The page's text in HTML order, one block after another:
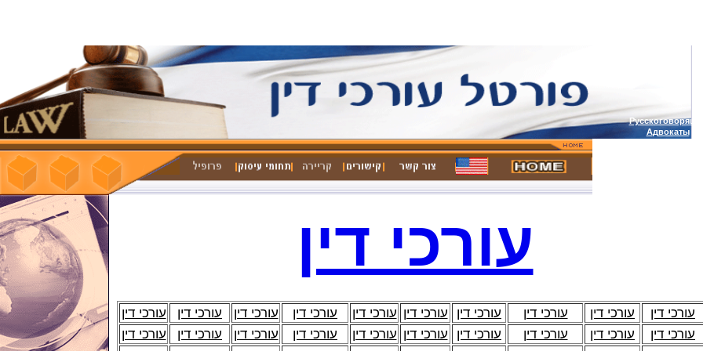
עורכי דין
עורכי דין עורכי דין עורכי דין עורכי דין עורכי דין עורכי דין עורכי דין עורכי דין עורכי דין
עורכי דין
עורכי דין
עורכי דין עורכי דין עורכי דין עורכי דין עורכי דין עורכי דין עורכי דין עורכי דין
עורכי דין
Адвокаты